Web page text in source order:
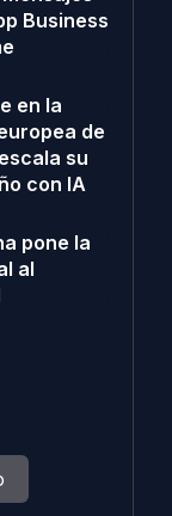
Business
en la
de
su
con IA
pone la
al